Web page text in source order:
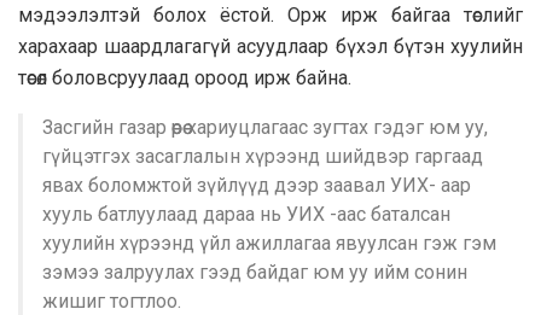
мэдээлэлтэй болох ёстой. Орж ирж байгаа төслийг
харахаар шаардлагагүй асуудлаар бүхэл бүтэн хуулийн
төсөл боловсруулаад ороод ирж байна.
Засгийн газар өөрөө хариуцлагаас зугтах гэдэг юм уу,
гүйцэтгэх засаглалын хүрээнд шийдвэр гаргаад
явах боломжтой зүйлүүд дээр заавал УИХ- аар
хууль батлуулаад дараа нь УИХ -аас баталсан
хуулийн хүрээнд үйл ажиллагаа явуулсан гэж гэм
зэмээ залруулах гээд байдаг юм уу ийм сонин
жишиг тогтлоо.